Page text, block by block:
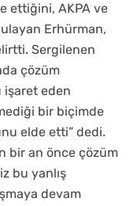
ettiğini, AKPA ve
Erhürman,
Sergilenen
çözüm
eden
bir biçimde
elde etti” dedi.
bir an önce çözüm
bu yanlış
devam